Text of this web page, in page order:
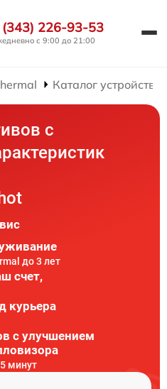
(343) 226-93-53
с 9:00 до 21:00
Каталог устройств
с
до 3 лет
счет,
курьера
с улучшением
минут